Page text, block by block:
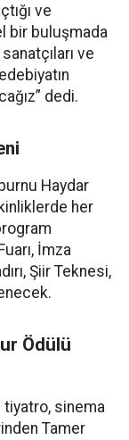
ve
bir buluşmada
ve
dedi.
Haydar
her
İmza
Şiir Teknesi,
Ödülü
tiyatro, sinema
Tamer